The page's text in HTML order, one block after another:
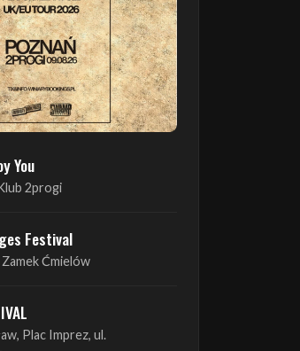
You
2progi
Festival
Ćmielów
Plac Imprez, ul.